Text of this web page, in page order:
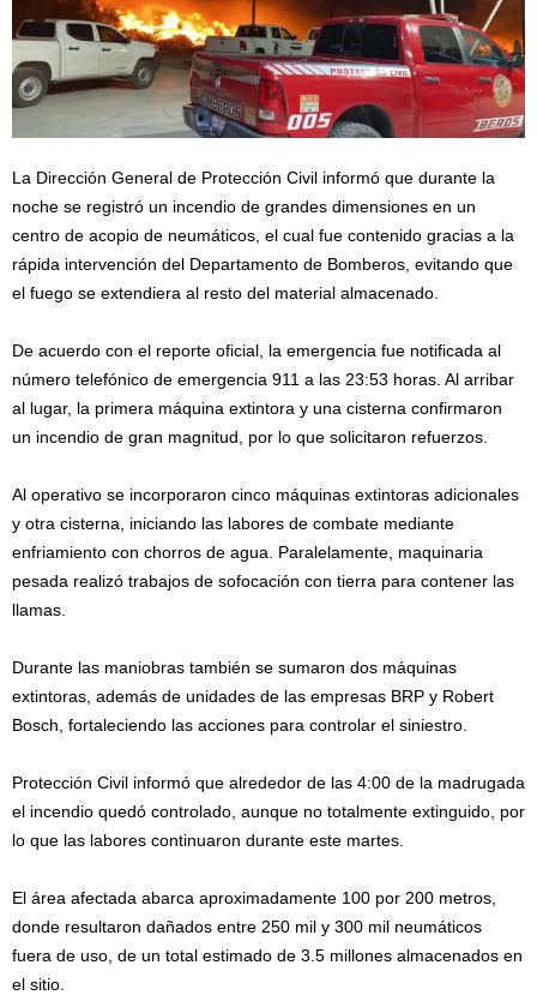
La Dirección General de Protección Civil informó que durante la
noche se registró un incendio de grandes dimensiones en un
centro de acopio de neumáticos, el cual fue contenido gracias a la
rápida intervención del Departamento de Bomberos, evitando que
el fuego se extendiera al resto del material almacenado.
De acuerdo con el reporte oficial, la emergencia fue notificada al
número telefónico de emergencia 911 a las 23:53 horas. Al arribar
al lugar, la primera máquina extintora y una cisterna confirmaron
un incendio de gran magnitud, por lo que solicitaron refuerzos.
Al operativo se incorporaron cinco máquinas extintoras adicionales
y otra cisterna, iniciando las labores de combate mediante
enfriamiento con chorros de agua. Paralelamente, maquinaria
pesada realizó trabajos de sofocación con tierra para contener las
llamas.
Durante las maniobras también se sumaron dos máquinas
extintoras, además de unidades de las empresas BRP y Robert
Bosch, fortaleciendo las acciones para controlar el siniestro.
Protección Civil informó que alrededor de las 4:00 de la madrugada
el incendio quedó controlado, aunque no totalmente extinguido, por
lo que las labores continuaron durante este martes.
El área afectada abarca aproximadamente 100 por 200 metros,
donde resultaron dañados entre 250 mil y 300 mil neumáticos
fuera de uso, de un total estimado de 3.5 millones almacenados en
el sitio.